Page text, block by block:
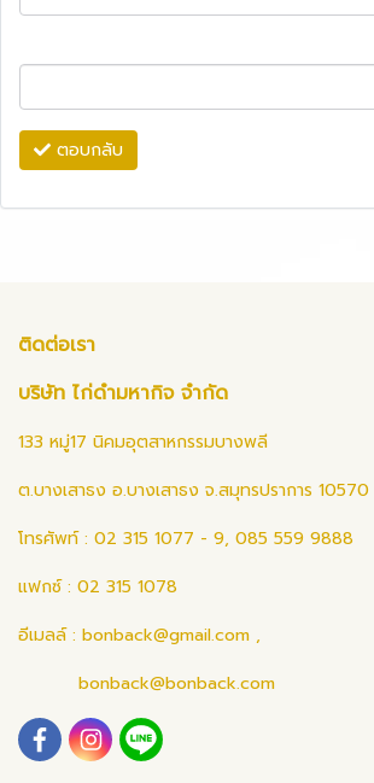
ตอบกลับ
ติดต่อเรา
บริษัท ไก่ดำมหากิจ จำกัด
133 หมู่17 นิคมอุตสาหกรรมบางพลี
ต.บางเสาธง อ.บางเสาธง จ.สมุทรปราการ 10570
โทรศัพท์ : 02 315 1077 - 9, 085 559 9888
แฟกซ์ : 02 315 1078
อีเมลล์ : bonback@gmail.com ,
bonback@bonback.com